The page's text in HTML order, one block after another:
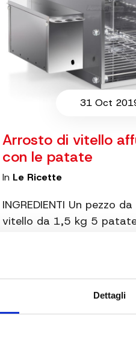
Dettagli
31 Oct
Arrosto di vitello
con le patate
In Le Ricette
INGREDIENTI Un pezzo
vitello da 1,5 kg 5